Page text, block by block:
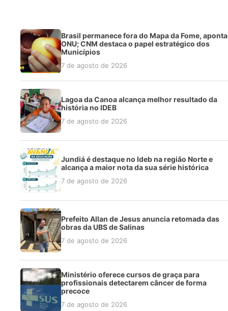
Brasil permanece fora do Mapa da Fome, aponta
ONU; CNM destaca o papel estratégico dos
Municípios
7 de agosto de 2026
Lagoa da Canoa alcança melhor resultado da
história no IDEB
7 de agosto de 2026
Jundiá é destaque no Ideb na região Norte e
alcança a maior nota da sua série histórica
7 de agosto de 2026
Prefeito Allan de Jesus anuncia retomada das
obras da UBS de Salinas
7 de agosto de 2026
Ministério oferece cursos de graça para
profissionais detectarem câncer de forma
precoce
7 de agosto de 2026